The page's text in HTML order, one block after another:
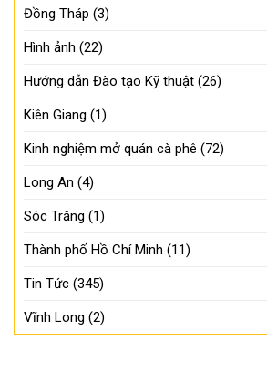
Đồng Tháp (3)
Hình ảnh (22)
Hướng dẫn Đào tạo Kỹ thuật (26)
Kiên Giang (1)
Kinh nghiệm mở quán cà phê (72)
Long An (4)
Sóc Trăng (1)
Thành phố Hồ Chí Minh (11)
Tin Tức (345)
Vĩnh Long (2)